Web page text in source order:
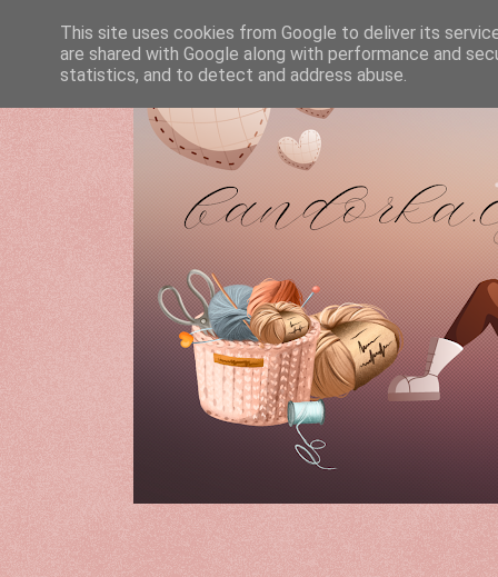
This site uses cookies from Google to deliver its
are shared with Google along with performance and
statistics, and to detect and address abuse.